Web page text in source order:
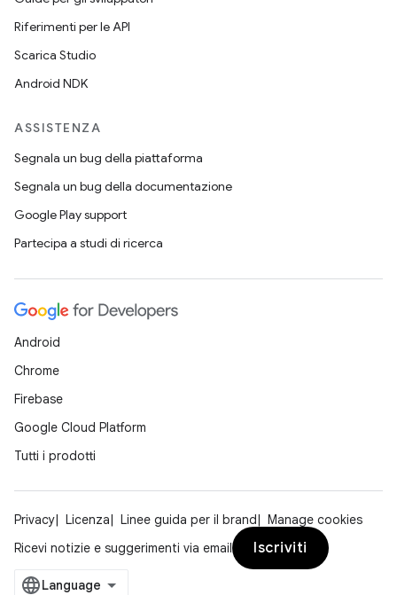
Riferimenti per le API
Scarica Studio
Android NDK
ASSISTENZA
Segnala un bug della piattaforma
Segnala un bug della documentazione
Google Play support
Partecipa a studi di ricerca
Android
Chrome
Firebase
Google Cloud Platform
Tutti i prodotti
Privacy Licenza Linee guida per il brand
Manage cookies
Ricevi notizie e suggerimenti via email
Iscriviti